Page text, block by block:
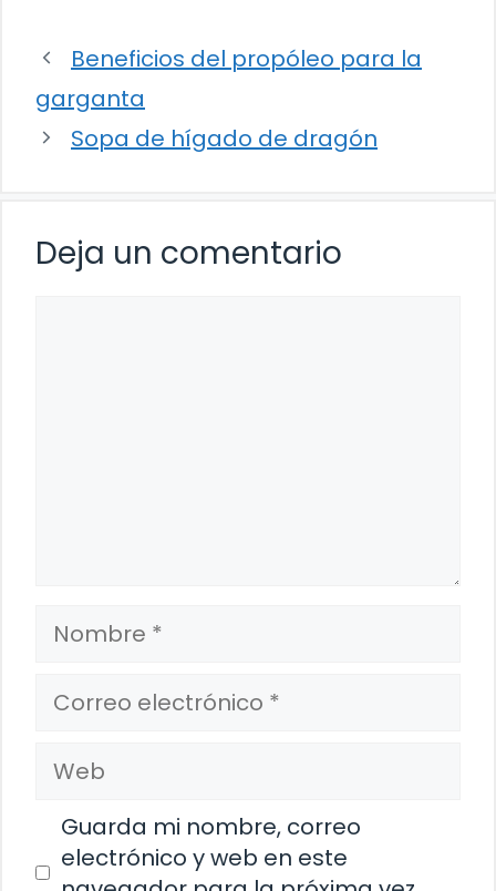
Beneficios del propóleo para la
garganta
Sopa de hígado de dragón
Deja un comentario
Nombre
Correo
electrónico
Web
Guarda mi nombre, correo
electrónico y web en este